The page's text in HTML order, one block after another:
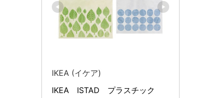
IKEA (イケア)
IKEA　ISTAD　プラスチック